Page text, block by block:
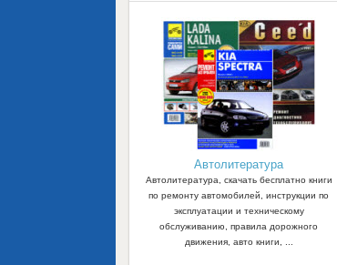
Автолитература
Автолитература, скачать бесплатно книги
по ремонту автомобилей, инструкции по
эксплуатации и техническому
обслуживанию, правила дорожного
движения, авто книги, ...